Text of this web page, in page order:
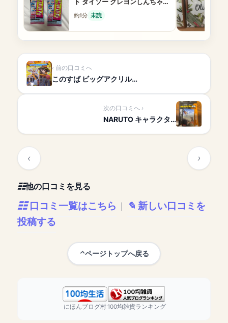
ト ダイソー クレヨンしんちゃん
可愛い
約1分 未読
前の口コミへ
このすば ビッグアクリル…
次の口コミへ
NARUTO キャラクタ…
他の口コミを見る
口コミ一覧はこちら
新しい口コミを
投稿する
ページトップへ戻る
にほんブログ村100均雑貨ランキング